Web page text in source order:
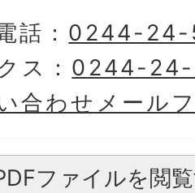
話： 0244-
ス： 0244-
合わせメール
ファイルを閲